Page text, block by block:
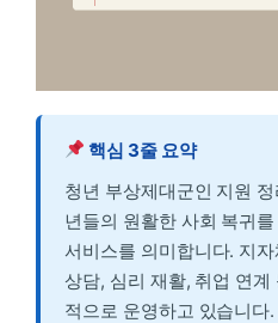
핵심 3줄 요약
청년 부상제대군인 지원
년들의 원활한 사회 복귀
서비스를 의미합니다. 지
상담, 심리 재활, 취업 연
적으로 운영하고 있습니